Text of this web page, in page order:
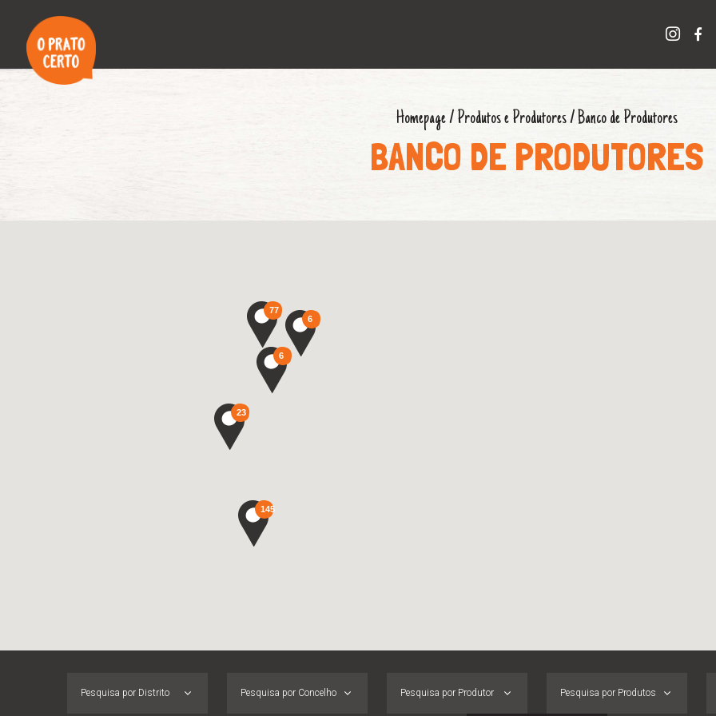
Homepage/ Produtos e Produtores/ Banco de Produtores
BANCO DE PRODUTORES
145
6
23
77
6
Pesquisa por Distrito Pesquisa por Concelho Pesquisa por Produtor Pesquisa por Produtos